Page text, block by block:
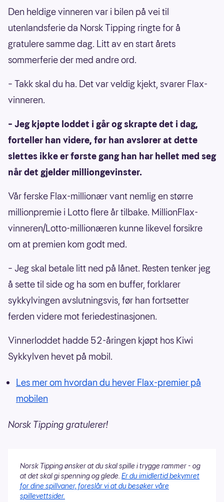
Den heldige vinneren var i bilen på vei til
utenlandsferie da Norsk Tipping ringte for å
gratulere samme dag. Litt av en start årets
sommerferie der med andre ord.
– Takk skal du ha. Det var veldig kjekt, svarer Flax-
vinneren.
– Jeg kjøpte loddet i går og skrapte det i dag,
forteller han videre, før han avslører at dette
slettes ikke er første gang han har hellet med seg
når det gjelder milliongevinster.
Vår ferske Flax-millionær vant nemlig en større
millionpremie i Lotto flere år tilbake. MillionFlax-
vinneren/Lotto-millionæren kunne likevel forsikre
om at premien kom godt med.
– Jeg skal betale litt ned på lånet. Resten tenker jeg
å sette til side og ha som en buffer, forklarer
sykkylvingen avslutningsvis, før han fortsetter
ferden videre mot feriedestinasjonen.
Vinnerloddet hadde 52-åringen kjøpt hos Kiwi
Sykkylven hevet på mobil.
Les mer om hvordan du hever Flax-premier på
mobilen
Norsk Tipping gratulerer!
Norsk Tipping ønsker at du skal spille i trygge rammer - og
at det skal gi spenning og glede. Er du imidlertid bekymret
for dine spillvaner, foreslår vi at du besøker våre
spillevettsider.